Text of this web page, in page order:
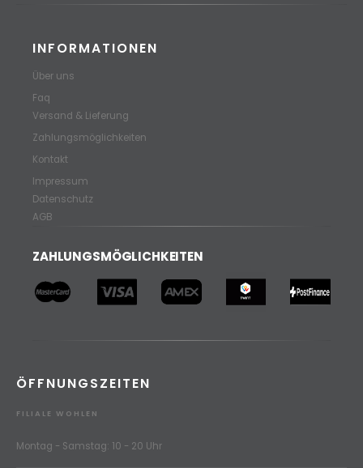
INFORMATIONEN
Über uns
Faq
Versand & Lieferung
Zahlungsmöglichkeiten
Kontakt
Impressum
Datenschutz
AGB
ZAHLUNGSMÖGLICHKEITEN
ÖFFNUNGSZEITEN
FILIALE WOHLEN
Montag - Samstag: 10 - 20 Uhr